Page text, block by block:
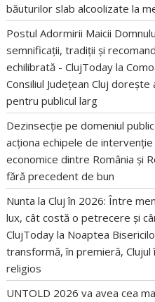
băuturilor slab alcoolizate la
Postul Adormirii Maicii
semnificații, tradiții și
echilibrată - ClujToday la
Consiliul Județean Cluj
pentru publicul larg
Dezinsecție pe domeniul
acționa echipele de
economice dintre România și
fără precedent de bun
Nunta la Cluj în 2026: Între
lux, cât costă o petrecere și
ClujToday la Noaptea
transformă, în premieră,
religios
UNTOLD 2026 va avea cea